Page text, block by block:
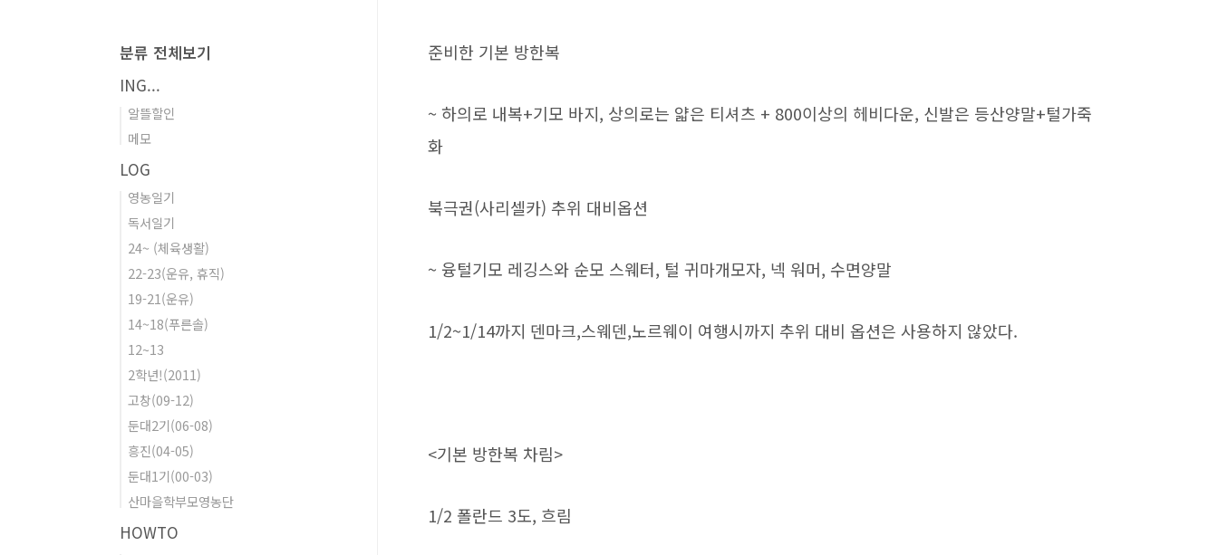
준비한 기본 방한복
~ 하의로 내복+기모 바지, 상의로는 얇은 티셔츠 + 800이상의 헤비다운, 신발은 등산양말+털가죽
화
북극권(사리셀카) 추위 대비옵션
~ 융털기모 레깅스와 순모 스웨터, 털 귀마개모자, 넥 워머, 수면양말
​1/2~1/14까지 덴마크,스웨덴,노르웨이 여행시까지 추위 대비 옵션은 사용하지 않았다.
<기본 방한복 차림>
1/2 폴란드 3도, 흐림
분류 전체보기
ING...
알뜰할인
메모
LOG
영농일기
독서일기
24~ (체육생활)
22-23(운유, 휴직)
19-21(운유)
14~18(푸른솔)
12~13
2학년!(2011)
고창(09-12)
둔대2기(06-08)
흥진(04-05)
둔대1기(00-03)
산마을학부모영농단
HOWTO